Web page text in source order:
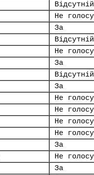
Відсутній
Не
За
Відсутній
Не
За
Відсутній
За
Не
Не
Не
Не
За
Не
За